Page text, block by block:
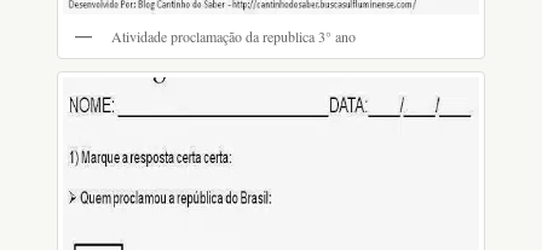
Atividade proclamação da republica 3° ano